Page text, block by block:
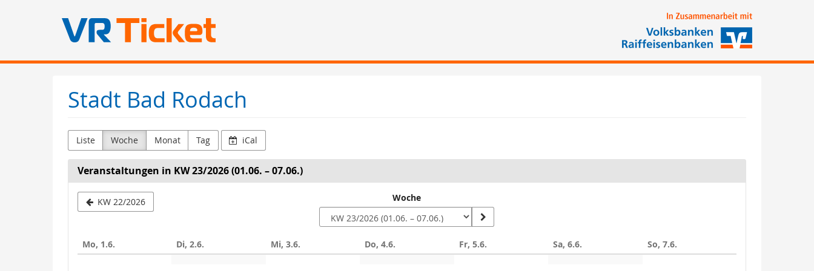
Stadt Bad Rodach
Liste Woche Monat Tag iCal
Veranstaltungen in KW 23/2026 (01.06. – 07.06.)
KW 22/2026
auswählen
Woche
Mo, 1.6. Di, 2.6. Mi, 3.6. Do, 4.6. Fr, 5.6. Sa, 6.6. So, 7.6.